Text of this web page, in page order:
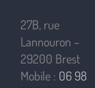
27B, rue
Lannouron –
29200 Brest
Mobile : 06 98